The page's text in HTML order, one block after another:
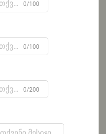
0/100
0/100
0/200